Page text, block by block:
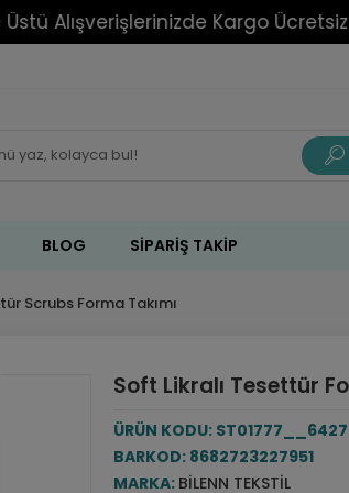
Alışverişlerinizde Kargo Ücretsiz!
BLOG SIPARIŞ TAKIP
Scrubs Forma Takımı
Soft Likralı Tesettür
ÜRÜN KODU: ST01777__6427
BARKOD: 8682723227951
MARKA: BILENN TEKSTIL